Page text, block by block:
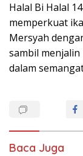
Halal Bi Halal
memperkuat
Mersyah
sambil
dalam
Baca Juga